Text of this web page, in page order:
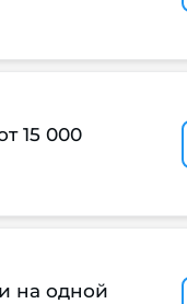
15 000
на одной